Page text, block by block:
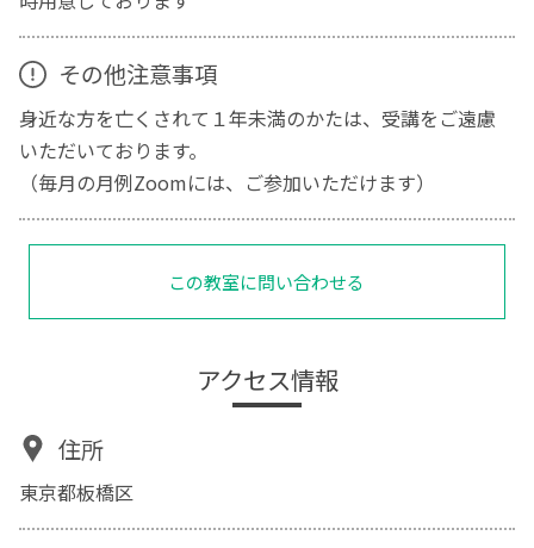
その他注意事項
身近な方を亡くされて１年未満のかたは、受講をご遠慮
いただいております。
（毎月の月例Zoomには、ご参加いただけます）
この教室に問い合わせる
アクセス情報
住所
東京都板橋区